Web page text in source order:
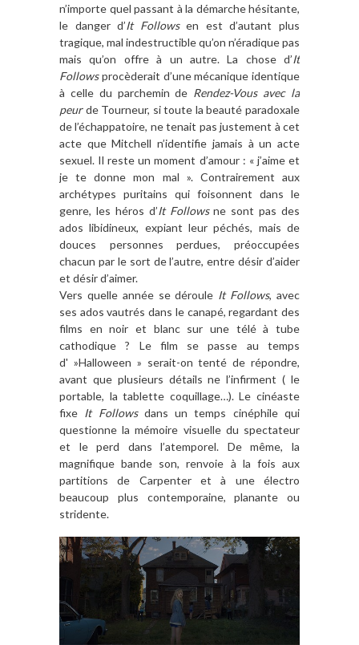
n’importe quel passant à la démarche hésitante,
le danger d’It Followsen est d’autant plus
tragique, mal indestructible qu’on n’éradique pas
mais qu’on offre à un autre. La chose d’It
Followsprocèderait d’une mécanique identique
à celle du parchemin de Rendez-Vous avec la
peurde Tourneur, si toute la beauté paradoxale
de l’échappatoire, ne tenait pas justement à cet
acte que Mitchell n’identifie jamais à un acte
sexuel. Il reste un moment d’amour : « j’aime et
je te donne mon mal ». Contrairement aux
archétypes puritains qui foisonnent dans le
genre, les héros d’It Followsne sont pas des
ados libidineux, expiant leur péchés, mais de
douces personnes perdues, préoccupées
chacun par le sort de l’autre, entre désir d’aider
et désir d’aimer.
Vers quelle année se déroule It Follows, avec
ses ados vautrés dans le canapé, regardant des
films en noir et blanc sur une télé à tube
cathodique ? Le film se passe au temps
d' »Halloween » serait-on tenté de répondre,
avant que plusieurs détails ne l’infirment ( le
portable, la tablette coquillage…). Le cinéaste
fixe It Followsdans un temps cinéphile qui
questionne la mémoire visuelle du spectateur
et le perd dans l’atemporel. De même, la
magnifique bande son, renvoie à la fois aux
partitions de Carpenter et à une électro
beaucoup plus contemporaine, planante ou
stridente.